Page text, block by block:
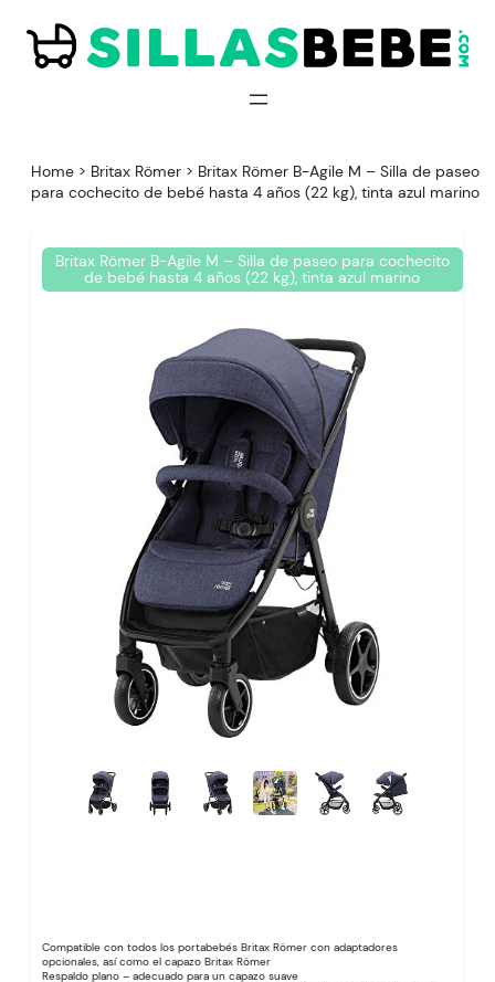
contenido
Home > Britax Römer > Britax Römer B-Agile M – Silla de paseo
para cochecito de bebé hasta 4 años (22 kg), tinta azul marino
Britax Römer B-Agile M – Silla de paseo para cochecito
de bebé hasta 4 años (22 kg), tinta azul marino
Compatible con todos los portabebés Britax Römer con adaptadores
opcionales, así como el capazo Britax Römer
Respaldo plano – adecuado para un capazo suave